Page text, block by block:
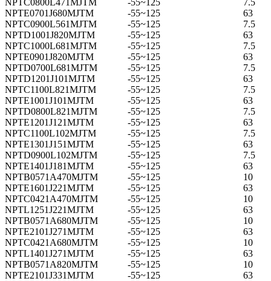
NPTE0701J680MJTM
-55~125
63
NPTC0900L561MJTM
-55~125
7.5
NPTD1001J820MJTM
-55~125
63
NPTC1000L681MJTM
-55~125
7.5
NPTE0901J820MJTM
-55~125
63
NPTD0700L681MJTM
-55~125
7.5
NPTD1201J101MJTM
-55~125
63
NPTC1100L821MJTM
-55~125
7.5
NPTE1001J101MJTM
-55~125
63
NPTD0800L821MJTM
-55~125
7.5
NPTE1201J121MJTM
-55~125
63
NPTC1100L102MJTM
-55~125
7.5
NPTE1301J151MJTM
-55~125
63
NPTD0900L102MJTM
-55~125
7.5
NPTE1401J181MJTM
-55~125
63
NPTB0571A470MJTM
-55~125
10
NPTE1601J221MJTM
-55~125
63
NPTC0421A470MJTM
-55~125
10
NPTL1251J221MJTM
-55~125
63
NPTB0571A680MJTM
-55~125
10
NPTE2101J271MJTM
-55~125
63
NPTC0421A680MJTM
-55~125
10
NPTL1401J271MJTM
-55~125
63
NPTB0571A820MJTM
-55~125
10
NPTE2101J331MJTM
-55~125
63